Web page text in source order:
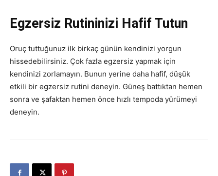
Egzersiz Rutininizi Hafif Tutun
Oruç tuttuğunuz ilk birkaç günün kendinizi yorgun
hissedebilirsiniz. Çok fazla egzersiz yapmak için
kendinizi zorlamayın. Bunun yerine daha hafif, düşük
etkili bir egzersiz rutini deneyin. Güneş battıktan hemen
sonra ve şafaktan hemen önce hızlı tempoda yürümeyi
deneyin.